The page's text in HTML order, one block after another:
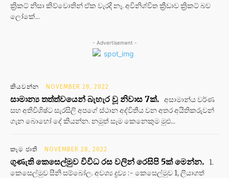
ක්‍රිකට් නිසා කිව්වොතින් ඒක වැරදි නෑ. අවිනිශ්චිත ක්‍රීඩාව ක්‍රිකට් බව
ලෝකේ...
- Advertisement -
කියවන්න NOVEMBER 28, 2022
සාමාන්‍ය තත්ත්වයෙන් බැහැර වූ නිවාස 7ක්. අසාමාන්ය වර්ණ
සහ අතිවිශිෂ්ට සැරසිලි අපගේ ස්ථාන අද්විතීය වන අතර අයිතිකරුවන්
ගැන බොහෝ දේ කියන්න. නමුත් සෑම කෙනෙකුම මුළු...
කෑම ජාති NOVEMBER 28, 2022
ගුණැති කෙසෙල්මුව විවිධ රස වලින් රෙසිපි 5ක් මෙන්න. 1.
කෙසෙල්මුව සීනි සම්බෝල. අවශ්‍ය ද්‍රව්‍ය :- කෙසෙල්මුව 1, ලියාගත්